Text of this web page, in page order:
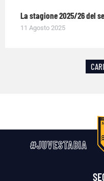
La stagione 2025/26 del
11 Agosto 2025
#JUVESTABIA